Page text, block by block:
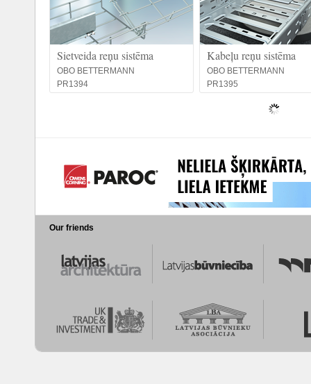
Sietveida reņu sistēma
OBO BETTERMANN
PR1394
Kabeļu reņu sistēma
OBO BETTERMANN
PR1395
Our friends